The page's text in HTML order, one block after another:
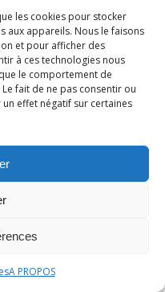
les cookies pour stocker
aux appareils. Nous le faisons
et pour afficher des
à ces technologies nous
le comportement de
fait de ne pas consentir ou
effet négatif sur certaines
A PROPOS